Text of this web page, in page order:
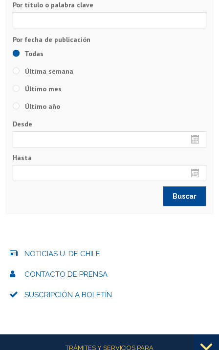
Por título o palabra clave
Todas
Última semana
Último mes
Último año
Desde
Hasta
NOTICIAS U. DE CHILE
CONTACTO DE PRENSA
SUSCRIPCIÓN A BOLETÍN
Más informaciónTRÁMITES Y SERVICIOS PARA